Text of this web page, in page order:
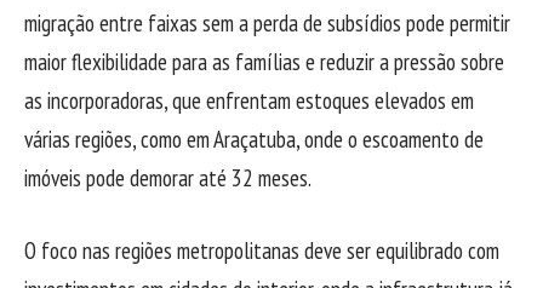
migração entre faixas sem a perda de subsídios pode permitir
maior flexibilidade para as famílias e reduzir a pressão sobre
as incorporadoras, que enfrentam estoques elevados em
várias regiões, como em Araçatuba, onde o escoamento de
imóveis pode demorar até 32 meses.
O foco nas regiões metropolitanas deve ser equilibrado com